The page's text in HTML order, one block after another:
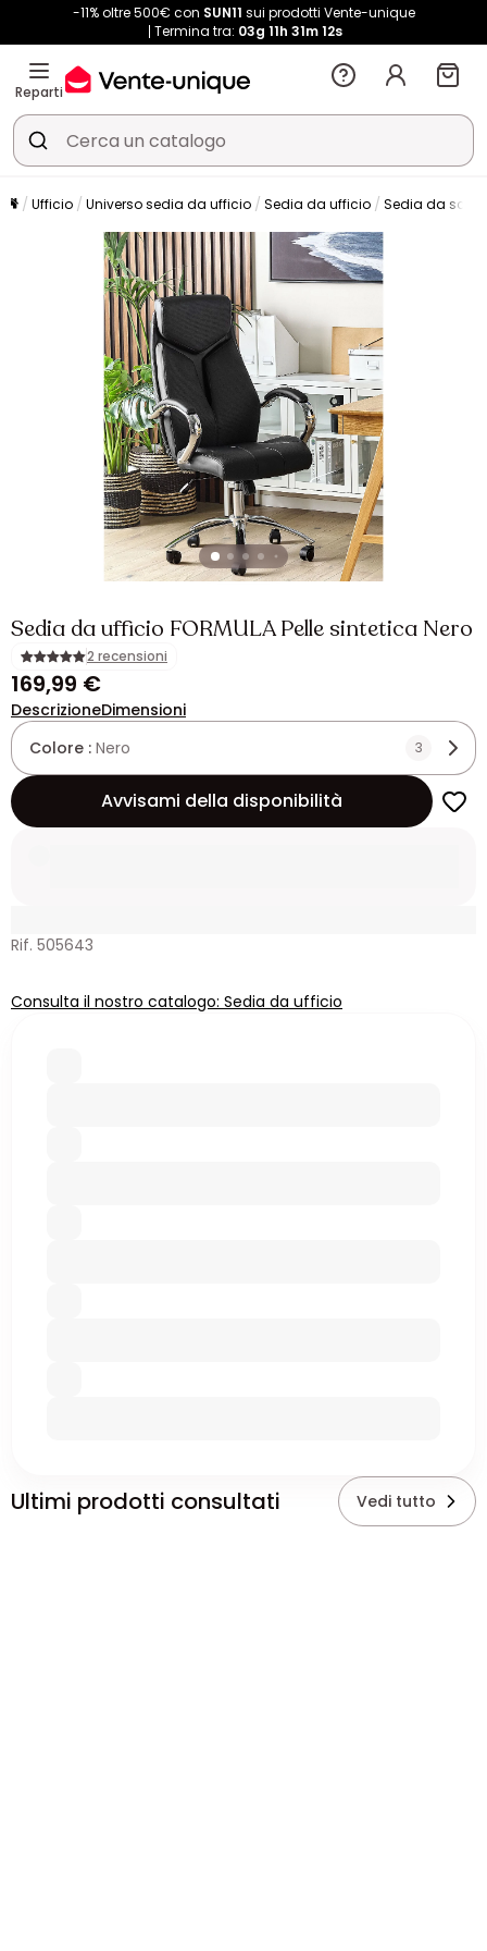
-11% oltre 500€ con SUN11 sui prodotti Vente-unique
Termina tra: 03g 11h 31m 11s
Reparti
Ufficio Universo sedia da ufficio Sedia da ufficio Sedia da
Sedia da ufficio FORMULA Pelle sintetica Nero
2 recensioni
169,99 €
DescrizioneDimensioni
Colore : Nero 3
Avvisami della disponibilità
Rif. 505643
Consulta il nostro catalogo: Sedia da ufficio
Ultimi prodotti consultati Vedi tutto